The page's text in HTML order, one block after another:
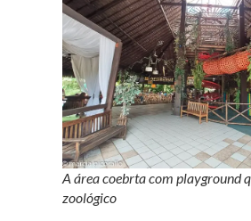
A área coebrta com playground
zoológico